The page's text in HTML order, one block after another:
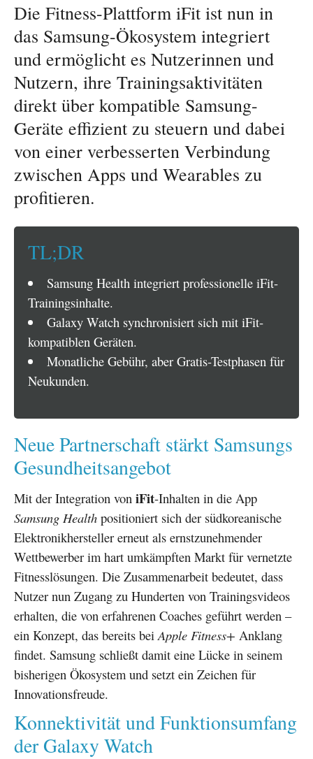
Die Fitness-Plattform iFit ist nun in
das Samsung-Ökosystem integriert
und ermöglicht es Nutzerinnen und
Nutzern, ihre Trainingsaktivitäten
direkt über kompatible Samsung-
Geräte effizient zu steuern und dabei
von einer verbesserten Verbindung
zwischen Apps und Wearables zu
profitieren.
TL;DR
Samsung Health integriert professionelle iFit-
Trainingsinhalte.
Galaxy Watch synchronisiert sich mit iFit-
kompatiblen Geräten.
Monatliche Gebühr, aber Gratis-Testphasen für
Neukunden.
Neue Partnerschaft stärkt Samsungs
Gesundheitsangebot
Mit der Integration von iFit-Inhalten in die App
Samsung Health positioniert sich der südkoreanische
Elektronikhersteller erneut als ernstzunehmender
Wettbewerber im hart umkämpften Markt für vernetzte
Fitnesslösungen. Die Zusammenarbeit bedeutet, dass
Nutzer nun Zugang zu Hunderten von Trainingsvideos
erhalten, die von erfahrenen Coaches geführt werden –
ein Konzept, das bereits bei Apple Fitness+ Anklang
findet. Samsung schließt damit eine Lücke in seinem
bisherigen Ökosystem und setzt ein Zeichen für
Innovationsfreude.
Konnektivität und Funktionsumfang
der Galaxy Watch